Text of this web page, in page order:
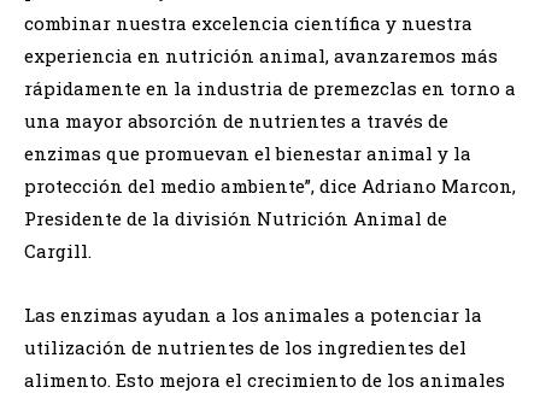
combinar nuestra excelencia científica y nuestra
experiencia en nutrición animal, avanzaremos más
rápidamente en la industria de premezclas en torno a
una mayor absorción de nutrientes a través de
enzimas que promuevan el bienestar animal y la
protección del medio ambiente”, dice Adriano Marcon,
Presidente de la división Nutrición Animal de
Cargill.
Las enzimas ayudan a los animales a potenciar la
utilización de nutrientes de los ingredientes del
alimento. Esto mejora el crecimiento de los animales